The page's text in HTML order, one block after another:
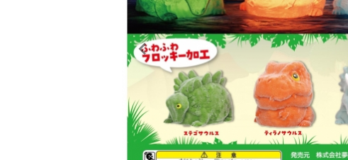
よくあるご質問